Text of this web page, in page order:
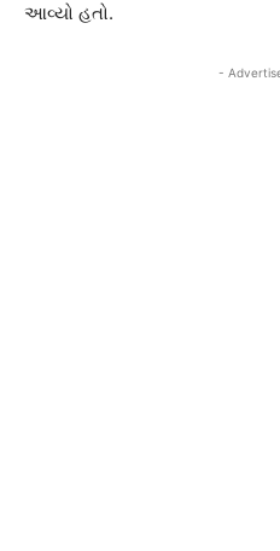
આવ્યો હતો.
-